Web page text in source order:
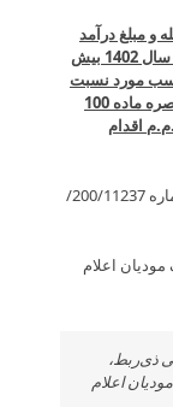
و مبلغ درآمد
تعیین‌شده، چنانچه طبق ابراز مؤدی درآمد واقعی سال 1402 بیش
مورد نسبت
به انجام‌وظیفه قانونی از جمله استفاده از فرم تبصره ماده 100
اظهارنامه موضوع ماده 100 ق.م.م اقدام
منبع: بخشنامه سازمان امور مالیاتی کشور به شماره 200/11237/
اعلام
ذی‌ربط،
اعلام